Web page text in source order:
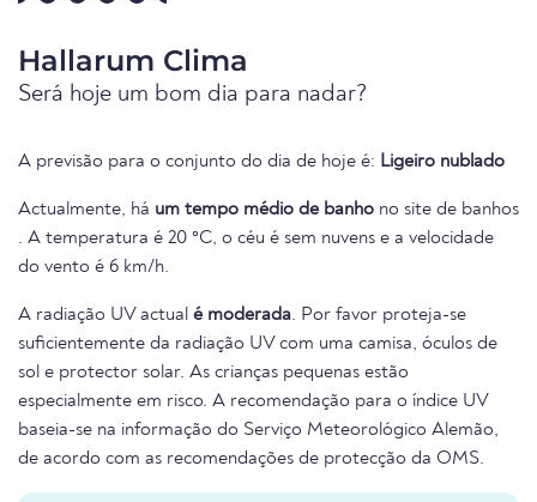
Hallarum Clima
Será hoje um bom dia para nadar?
A previsão para o conjunto do dia de hoje é: Ligeiro nublado
Actualmente, há um tempo médio de banho no site de banhos
. A temperatura é 20 °C, o céu é sem nuvens e a velocidade
do vento é 6 km/h.
A radiação UV actual é moderada. Por favor proteja-se
suficientemente da radiação UV com uma camisa, óculos de
sol e protector solar. As crianças pequenas estão
especialmente em risco. A recomendação para o índice UV
baseia-se na informação do Serviço Meteorológico Alemão,
de acordo com as recomendações de protecção da OMS.